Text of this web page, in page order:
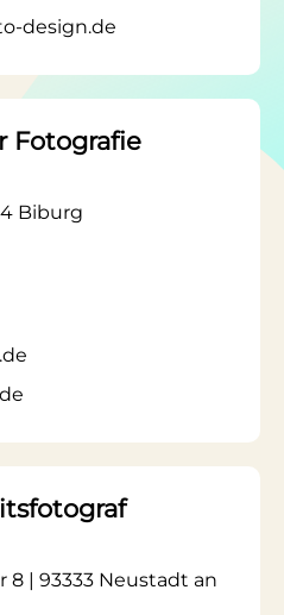
design.de
Fotografie
Biburg
8 | 93333 Neustadt an